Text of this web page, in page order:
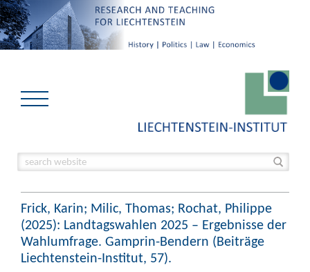
Frick, Karin; Milic, Thomas; Rochat, Philippe
(2025): Landtagswahlen 2025 – Ergebnisse der
Wahlumfrage. Gamprin-Bendern (Beiträge
Liechtenstein-Institut, 57).